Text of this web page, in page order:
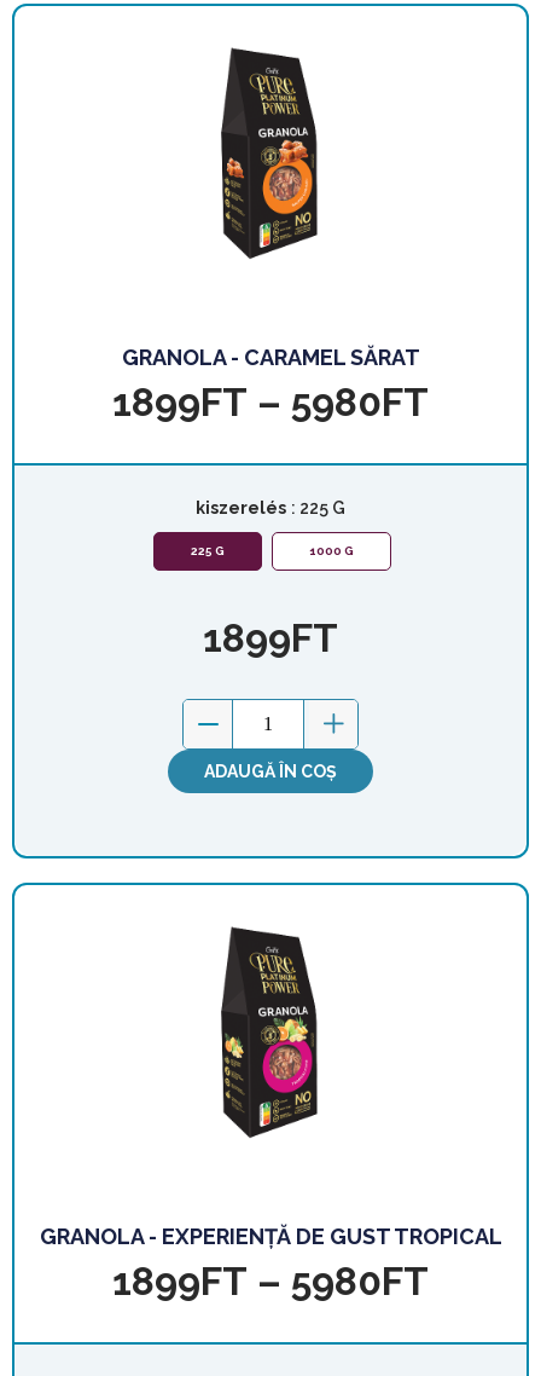
GRANOLA - CARAMEL SĂRAT
1899FT – 5980FT
kiszerelés : 225 G
225 G 1000 G
1899FT
ADAUGĂ ÎN COȘ
GRANOLA - EXPERIENȚĂ DE GUST TROPICAL
1899FT – 5980FT